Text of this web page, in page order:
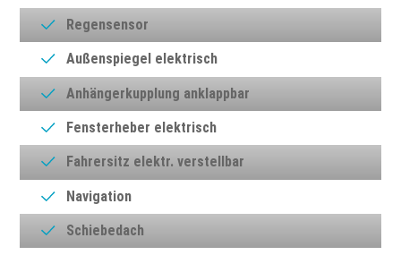
Regensensor
Außenspiegel elektrisch
Anhängerkupplung anklappbar
Fensterheber elektrisch
Fahrersitz elektr. verstellbar
Navigation
Schiebedach